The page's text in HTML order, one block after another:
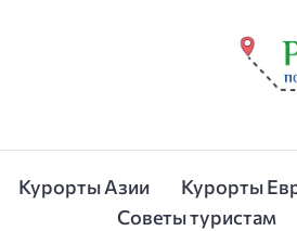
Курорты Азии Курорты
Советы туристам